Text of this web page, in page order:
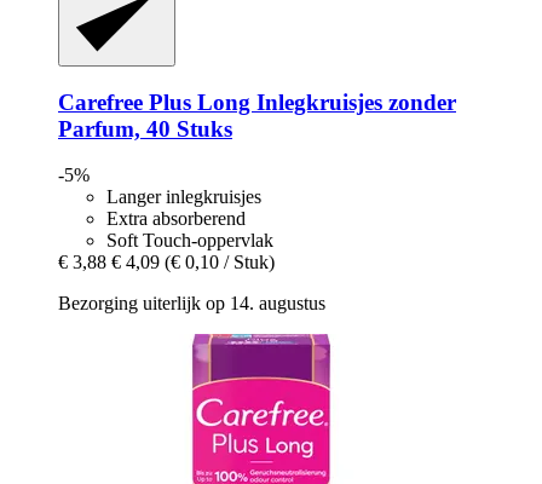
Carefree Plus Long Inlegkruisjes zonder
Parfum, 40 Stuks
-5%
Langer inlegkruisjes
Extra absorberend
Soft Touch-oppervlak
€ 3,88 € 4,09 (€ 0,10 / Stuk)
Bezorging uiterlijk op 14. augustus